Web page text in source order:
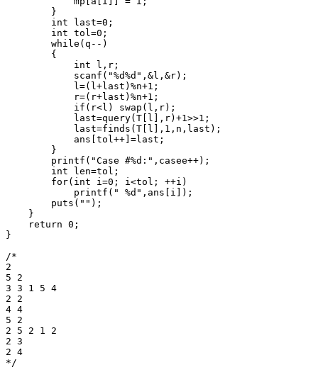
        }
        int last=0;
        int tol=0;
        while(q--)
        {
            int l,r;
            scanf("%d%d",&l,&r);
            l=(l+last)%n+1;
            r=(r+last)%n+1;
            if(r<l) swap(l,r);
            last=query(T[l],r)+1>>1;
            last=finds(T[l],1,n,last);
            ans[tol++]=last;
        }
        printf("Case #%d:",casee++);
        int len=tol;
        for(int i=0; i<tol; ++i)
            printf(" %d",ans[i]);
        puts("");
    }
    return 0;
}
/*
2
5 2
3 3 1 5 4
2 2
4 4
5 2
2 5 2 1 2
2 3
2 4